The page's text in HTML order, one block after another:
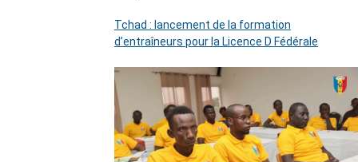
Tchad : lancement de la formation
d’entraîneurs pour la Licence D Fédérale